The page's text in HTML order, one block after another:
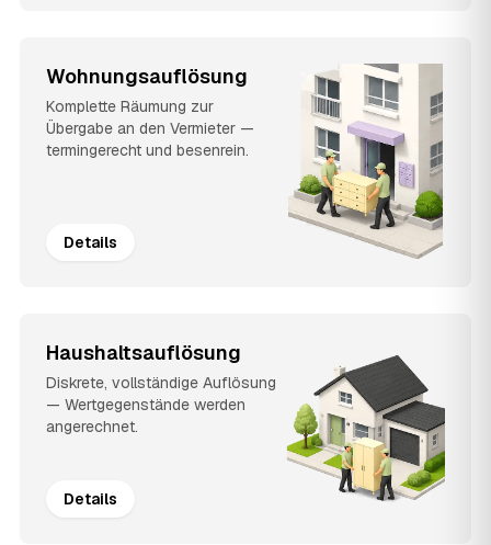
Wohnungsauflösung
Komplette Räumung zur
Übergabe an den Vermieter —
termingerecht und besenrein.
Details
Haushaltsauflösung
Diskrete, vollständige Auflösung
— Wertgegenstände werden
angerechnet.
Details